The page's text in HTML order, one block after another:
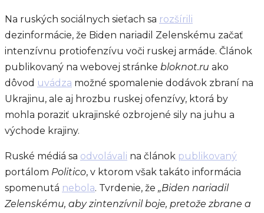
Na ruských sociálnych sieťach sa rozšírili
dezinformácie, že Biden nariadil Zelenskému začať
intenzívnu protiofenzívu voči ruskej armáde. Článok
publikovaný na webovej stránke bloknot.ru ako
dôvod uvádza možné spomalenie dodávok zbraní na
Ukrajinu, ale aj hrozbu ruskej ofenzívy, ktorá by
mohla poraziť ukrajinské ozbrojené sily na juhu a
východe krajiny.
Ruské médiá sa odvolávali na článok publikovaný
portálom Politico, v ktorom však takáto informácia
spomenutá nebola. Tvrdenie, že „Biden nariadil
Zelenskému, aby zintenzívnil boje, pretože zbrane a